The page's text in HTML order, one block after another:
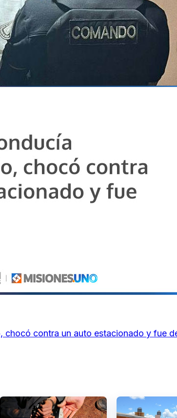
chocó contra un auto estacionado y fue